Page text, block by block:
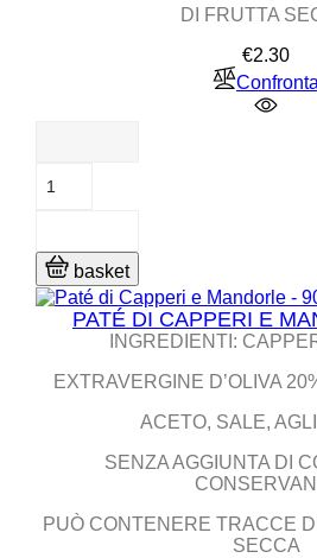
DI FRUTTA
€2.30
Confronta
basket
PATÉ DI CAPPERI E
INGREDIENTI:
EXTRAVERGINE D’OLIVA
ACETO, SALE,
SENZA AGGIUNTA DI
PUÒ CONTENERE TRACCE
SECCA